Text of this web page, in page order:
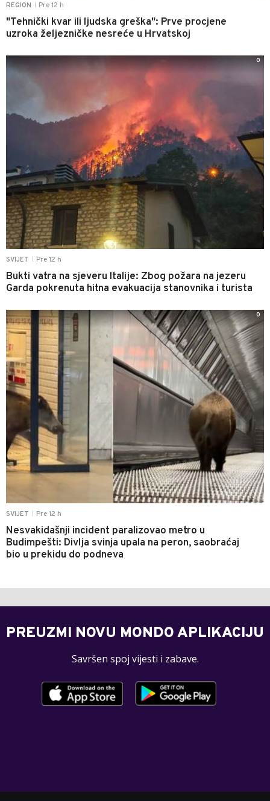
REGION Pre 12 h
"Tehnički kvar ili ljudska greška": Prve procjene
uzroka željezničke nesreće u Hrvatskoj
SVIJET Pre 12 h
Bukti vatra na sjeveru Italije: Zbog požara na jezeru
Garda pokrenuta hitna evakuacija stanovnika i turista
0
SVIJET Pre 12 h
Nesvakidašnji incident paralizovao metro u
Budimpešti: Divlja svinja upala na peron, saobraćaj
bio u prekidu do podneva
0
PREUZMI NOVU MONDO APLIKACIJU
Savršen spoj vijesti i zabave.